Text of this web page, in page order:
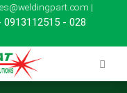
|
0913112515 - 028